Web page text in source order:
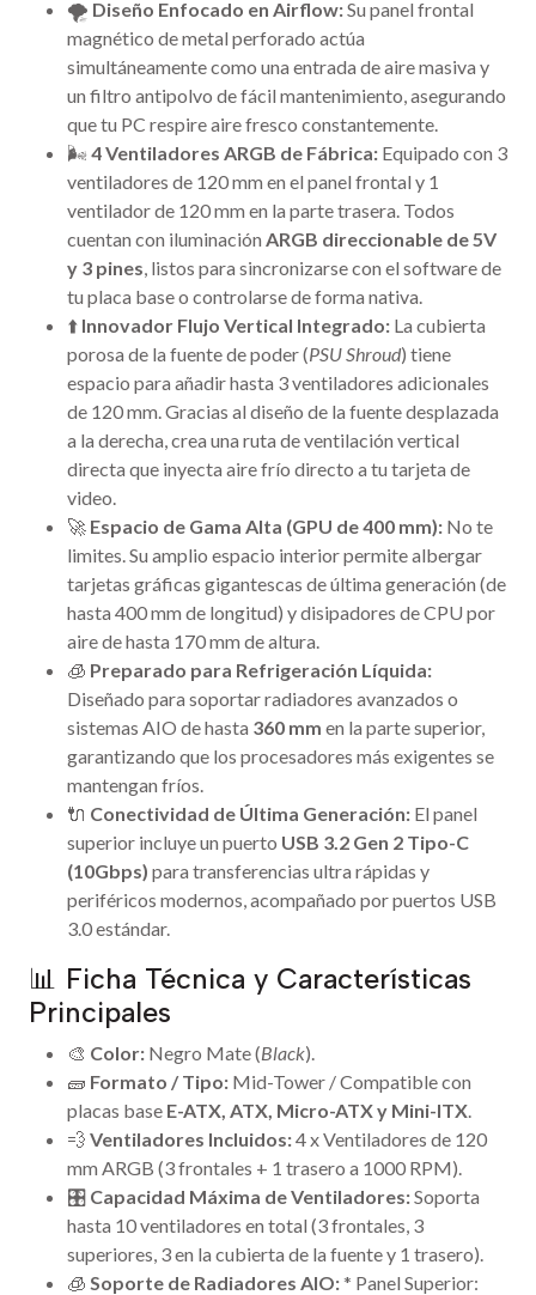
🌪️ Diseño Enfocado en Airflow:Su panel frontal
magnético de metal perforado actúa
simultáneamente como una entrada de aire masiva y
un filtro antipolvo de fácil mantenimiento, asegurando
que tu PC respire aire fresco constantemente.
🌬️4 Ventiladores ARGB de Fábrica: Equipado con 3
ventiladores de 120 mm en el panel frontal y 1
ventilador de 120 mm en la parte trasera. Todos
cuentan con iluminación ARGB direccionable de 5V
y 3 pines, listos para sincronizarse con el software de
tu placa base o controlarse de forma nativa.
⬆️ Innovador Flujo Vertical Integrado: La cubierta
porosa de la fuente de poder (PSU Shroud) tiene
espacio para añadir hasta 3 ventiladores adicionales
de 120 mm. Gracias al diseño de la fuente desplazada
a la derecha, crea una ruta de ventilación vertical
directa que inyecta aire frío directo a tu tarjeta de
video.
🚀 Espacio de Gama Alta (GPU de 400 mm): No te
limites. Su amplio espacio interior permite albergar
tarjetas gráficas gigantescas de última generación (de
hasta 400 mm de longitud) y disipadores de CPU por
aire de hasta 170 mm de altura.
🧊 Preparado para Refrigeración Líquida:
Diseñado para soportar radiadores avanzados o
sistemas AIO de hasta 360 mm en la parte superior,
garantizando que los procesadores más exigentes se
mantengan fríos.
🔌 Conectividad de Última Generación: El panel
superior incluye un puerto USB 3.2 Gen 2 Tipo-C
(10Gbps) para transferencias ultra rápidas y
periféricos modernos, acompañado por puertos USB
3.0 estándar.
📊 Ficha Técnica y Características
Principales
🎨 Color: Negro Mate (Black).
🧱 Formato / Tipo: Mid-Tower / Compatible con
placas base E-ATX, ATX, Micro-ATX y Mini-ITX.
💨 Ventiladores Incluidos:4 x Ventiladores de 120
mm ARGB (3 frontales + 1 trasero a 1000 RPM).
🎛️ Capacidad Máxima de Ventiladores:Soporta
hasta 10 ventiladores en total (3 frontales, 3
superiores, 3 en la cubierta de la fuente y 1 trasero).
🧊 Soporte de Radiadores AIO:* Panel Superior: